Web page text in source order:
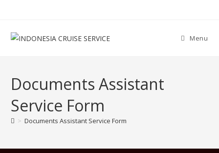
Menu
Documents Assistant
Service Form
> Documents Assistant Service Form